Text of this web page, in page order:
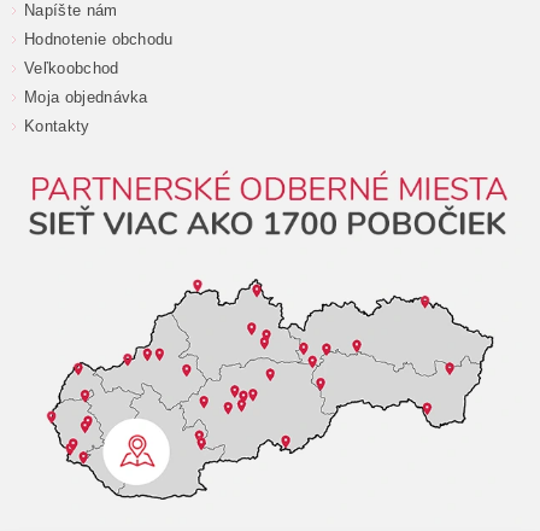
Napíšte nám
Hodnotenie obchodu
Veľkoobchod
Moja objednávka
Kontakty